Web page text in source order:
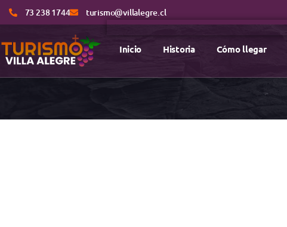
73 238 1744 turismo@villalegre.cl
Inicio Historia Cómo llegar